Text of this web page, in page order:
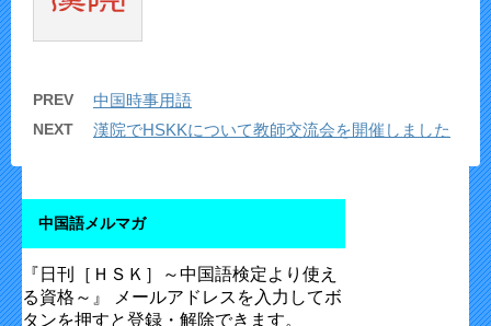
PREV 中国時事用語
NEXT 漢院でHSKKについて教師交流会を開催しました
中国語メルマガ
『日刊［ＨＳＫ］～中国語検定より使え
る資格～』 メールアドレスを入力してボ
タンを押すと登録・解除できます。